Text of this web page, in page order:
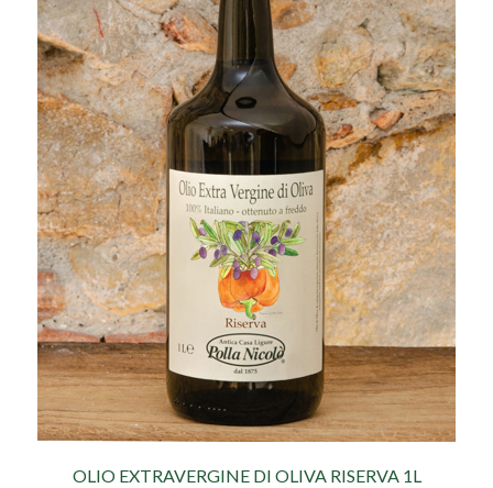
OLIO EXTRAVERGINE DI OLIVA RISERVA 1L